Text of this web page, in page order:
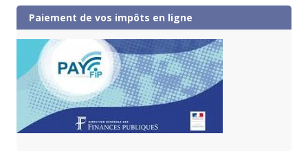
Paiement de vos impôts en ligne